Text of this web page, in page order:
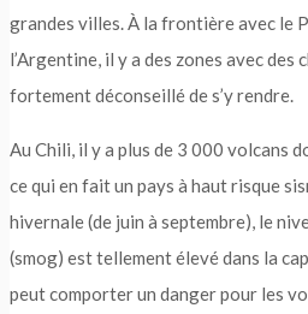
grandes villes. À la frontière avec le
l’Argentine, il y a des zones avec des
fortement déconseillé de s’y rendre.
Au Chili, il y a plus de 3 000 volcans
ce qui en fait un pays à haut risque
hivernale (de juin à septembre), le
(smog) est tellement élevé dans la
peut comporter un danger pour les